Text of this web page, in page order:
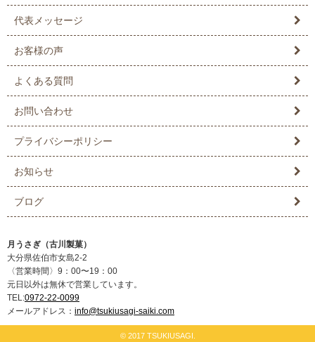
代表メッセージ
お客様の声
よくある質問
お問い合わせ
プライバシーポリシー
お知らせ
ブログ
月うさぎ（古川製菓）
大分県佐伯市女島2-2
〈営業時間〉9：00〜19：00
元日以外は無休で営業しています。
TEL:0972-22-0099
メールアドレス： info@tsukiusagi-saiki.com
© 2017 TSUKIUSAGI.